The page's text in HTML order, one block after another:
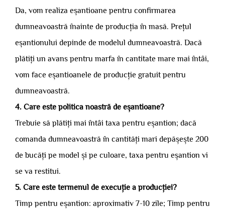
Da, vom realiza eșantioane pentru confirmarea
dumneavoastră înainte de producția în masă. Prețul
eșantionului depinde de modelul dumneavoastră. Dacă
plătiți un avans pentru marfa în cantitate mare mai întâi,
vom face eșantioanele de producție gratuit pentru
dumneavoastră.
4. Care este politica noastră de eșantioane?
Trebuie să plătiți mai întâi taxa pentru eșantion; dacă
comanda dumneavoastră în cantități mari depășește 200
de bucăți pe model și pe culoare, taxa pentru eșantion vi
se va restitui.
5. Care este termenul de execuție a producției?
Timp pentru eșantion: aproximativ 7-10 zile; Timp pentru